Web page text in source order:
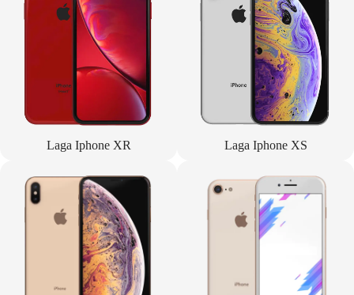
Laga Iphone XR Laga Iphone XS